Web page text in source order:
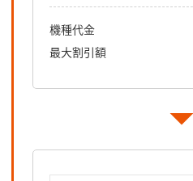
機種代金
最大割引額